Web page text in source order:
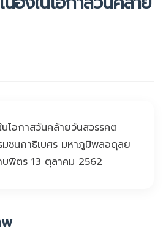
โอกาสวันคล้ายวันสวรรคต
มชนกาธิเบศร มหาภูมิพลอดุลย
บพิตร 13 ตุลาคม 2562